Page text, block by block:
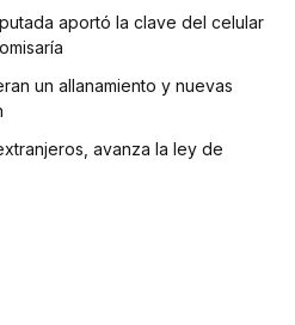
aportó la clave del celular
un allanamiento y nuevas
avanza la ley de